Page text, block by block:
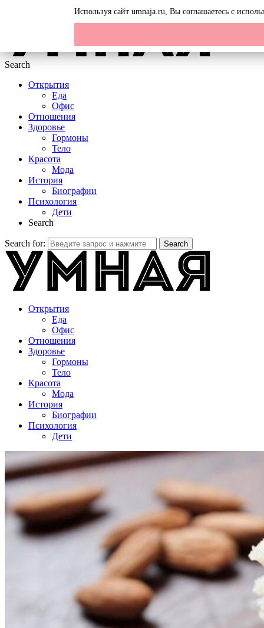
Search
Открытия
Еда
Офис
Отношения
Здоровье
Гормоны
Тело
Красота
Мода
История
Биографии
Психология
Дети
Search
Search for: Search
Открытия
Еда
Офис
Отношения
Здоровье
Гормоны
Тело
Красота
Мода
История
Биографии
Психология
Дети
Используя сайт umnaja.ru, Вы соглашаетесь с